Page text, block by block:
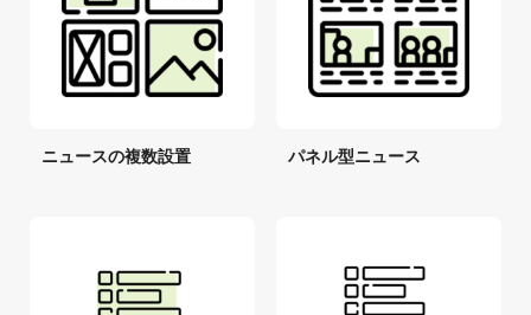
ニュースの複数設置 パネル型ニュース